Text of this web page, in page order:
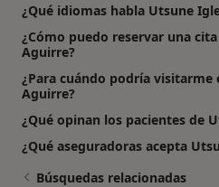
¿Qué idiomas habla Utsune
¿Cómo puedo reservar una
Aguirre?
¿Para cuándo podría visitarme
Aguirre?
¿Qué opinan los pacientes de
¿Qué aseguradoras acepta
Búsquedas relacionadas